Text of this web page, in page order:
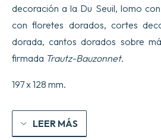
decoración a la Du Seuil, lomo
con floretes dorados, cortes
dorada, cantos dorados sobre
firmada Trautz-Bauzonnet.
197 x 128 mm.
LEER MÁS